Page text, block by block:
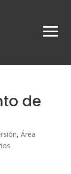
de
, Área